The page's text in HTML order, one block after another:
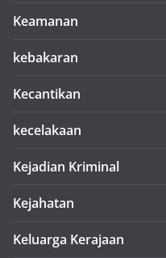
Keamanan
kebakaran
Kecantikan
kecelakaan
Kejadian Kriminal
Kejahatan
Keluarga Kerajaan